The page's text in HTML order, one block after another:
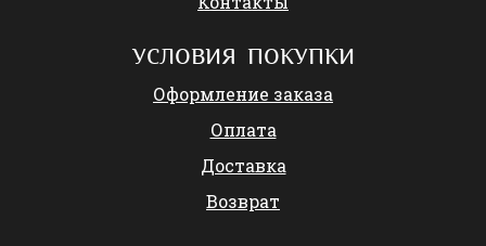
УСЛОВИЯ ПОКУПКИ
Оформление заказа
Оплата
Доставка
Возврат